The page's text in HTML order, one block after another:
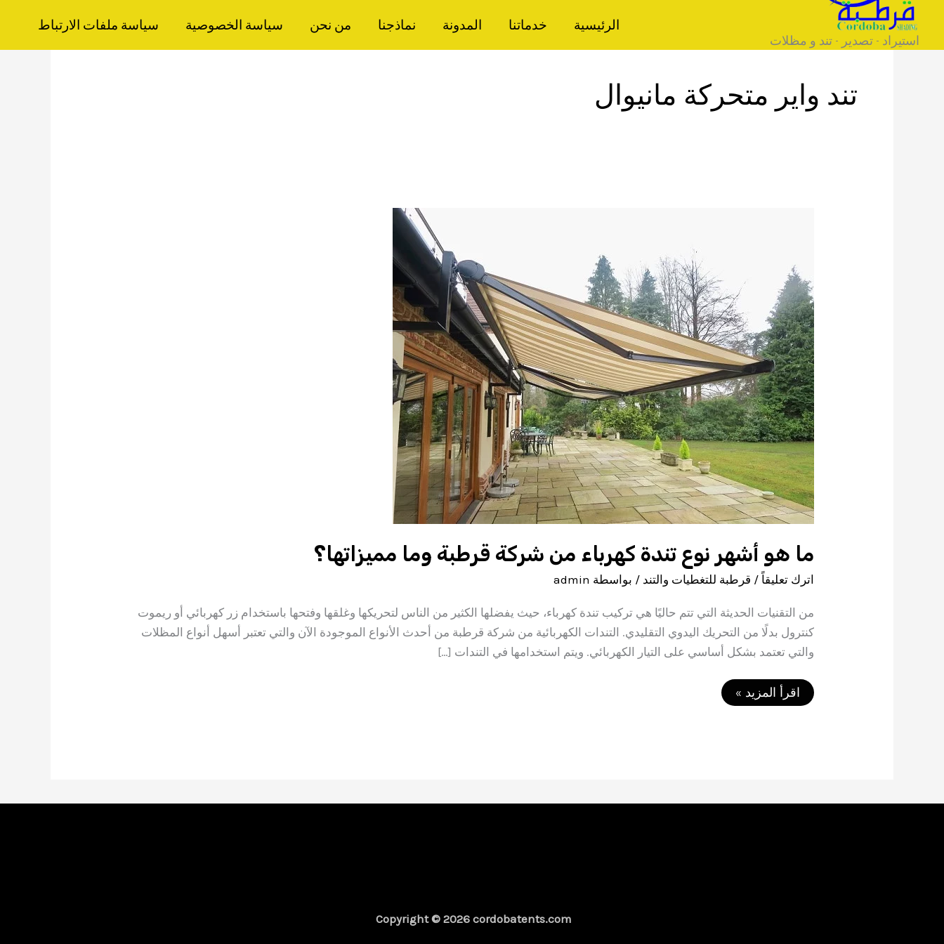
تخطي
المحتوىاستيراد - تصدير - تند و مظلات
الرئيسية خدماتنا المدونة نماذجنا من نحن سياسة الخصوصية سياسة ملفات الارتباط
تند واير متحركة مانيوال
ما هو أشهر نوع تندة كهرباء من شركة قرطبة وما مميزاتها؟
اترك تعليقاً / قرطبة للتغطيات والتند / بواسطة admin
من التقنيات الحديثة التي تتم حاليًا هي تركيب تندة كهرباء، حيث يفضلها الكثير من الناس لتحريكها وغلقها وفتحها باستخدام زر كهربائي أو ريموت
كنترول بدلًا من التحريك اليدوي التقليدي. التندات الكهربائية من شركة قرطبة من أحدث الأنواع الموجودة الآن والتي تعتبر أسهل أنواع المظلات
والتي تعتمد بشكل أساسي على التيار الكهربائي. ويتم استخدامها في التندات […]
ما
هو
وما
اقرأ المزيد »
Copyright © 2026 cordobatents.com